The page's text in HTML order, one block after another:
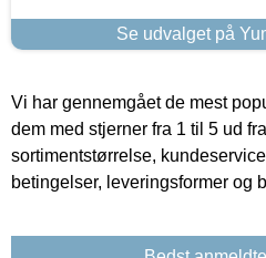
Se udvalget på
Vi har gennemgået de mest
dem med stjerner fra 1 til 5 ud
sortimentstørrelse,
betingelser, leveringsformer og